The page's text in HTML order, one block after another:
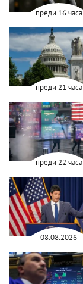
преди 16 часа
преди 21 часа
преди 22 часа
08.08.2026